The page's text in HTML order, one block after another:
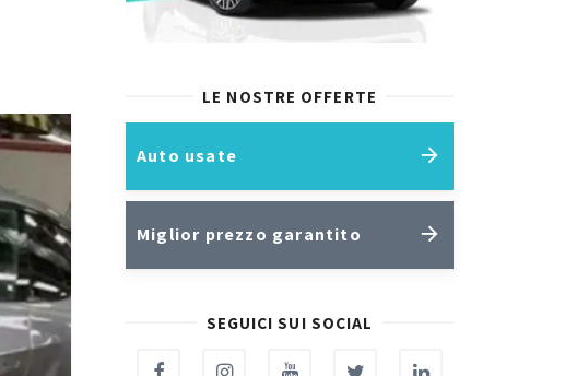
LE NOSTRE OFFERTE
Auto usate
Miglior prezzo garantito
SEGUICI SUI SOCIAL